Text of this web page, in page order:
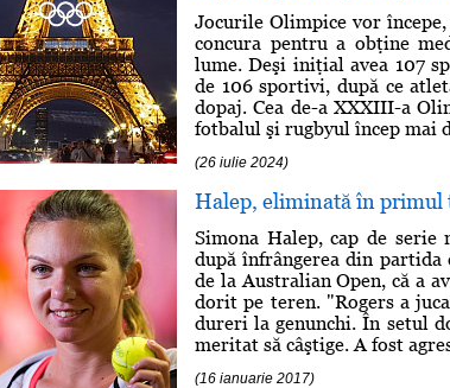
Jocurile Olimpice vor
concura pentru a obţine
lume. Deşi iniţial avea 107
de 106 sportivi, după ce
dopaj. Cea de-a XXXIII-a
fotbalul şi rugbyul încep mai
(26 iulie 2024)
Halep, eliminată în primul
Simona Halep, cap de
după înfrângerea din
de la Australian Open, că a
dorit pe teren. "Rogers a
dureri la genunchi. În setul
meritat să câştige. A fost
(16 ianuarie 2017)